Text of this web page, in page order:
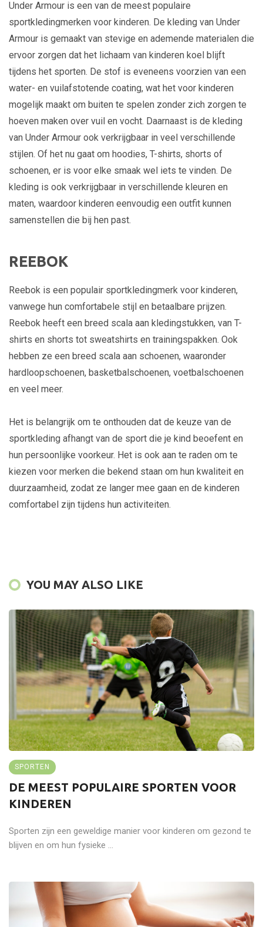
Under Armour is een van de meest populaire
sportkledingmerken voor kinderen. De kleding van Under
Armour is gemaakt van stevige en ademende materialen die
ervoor zorgen dat het lichaam van kinderen koel blijft
tijdens het sporten. De stof is eveneens voorzien van een
water- en vuilafstotende coating, wat het voor kinderen
mogelijk maakt om buiten te spelen zonder zich zorgen te
hoeven maken over vuil en vocht. Daarnaast is de kleding
van Under Armour ook verkrijgbaar in veel verschillende
stijlen. Of het nu gaat om hoodies, T-shirts, shorts of
schoenen, er is voor elke smaak wel iets te vinden. De
kleding is ook verkrijgbaar in verschillende kleuren en
maten, waardoor kinderen eenvoudig een outfit kunnen
samenstellen die bij hen past.
REEBOK
Reebok is een populair sportkledingmerk voor kinderen,
vanwege hun comfortabele stijl en betaalbare prijzen.
Reebok heeft een breed scala aan kledingstukken, van T-
shirts en shorts tot sweatshirts en trainingspakken. Ook
hebben ze een breed scala aan schoenen, waaronder
hardloopschoenen, basketbalschoenen, voetbalschoenen
en veel meer.
Het is belangrijk om te onthouden dat de keuze van de
sportkleding afhangt van de sport die je kind beoefent en
hun persoonlijke voorkeur. Het is ook aan te raden om te
kiezen voor merken die bekend staan om hun kwaliteit en
duurzaamheid, zodat ze langer mee gaan en de kinderen
comfortabel zijn tijdens hun activiteiten.
YOU MAY ALSO LIKE
SPORTEN
DE MEEST POPULAIRE SPORTEN VOOR
KINDEREN
Sporten zijn een geweldige manier voor kinderen om gezond te
blijven en om hun fysieke ...